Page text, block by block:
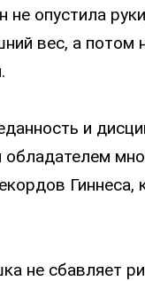
опустила
вес, а потом
и
Гиннеса,
не сбавляет